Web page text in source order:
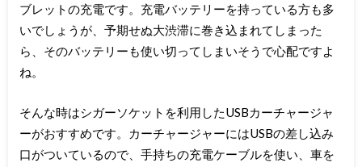
ブレットの充電です。充電バッテリーを持っている方も多
いでしょうが、予期せぬ大渋滞に巻き込まれてしまった
ら、そのバッテリーも使い切ってしまいそうで心配ですよ
ね。
そんな時はシガーソケットを利用したUSBカーチャージャ
ーがおすすめです。カーチャージャーにはUSBの差し込み
口がついているので、手持ちの充電ケーブルを使い、車を